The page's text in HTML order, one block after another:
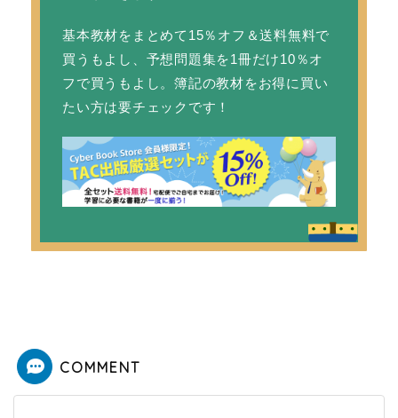
基本教材をまとめて15％オフ＆送料無料で
買うもよし、予想問題集を1冊だけ10％オ
フで買うもよし。簿記の教材をお得に買い
たい方は要チェックです！
COMMENT